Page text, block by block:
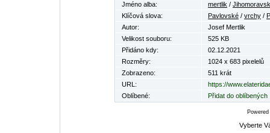
Jméno alba:
mertlik /
Klíčová slova:
Pavlovské / vrchy /
Autor:
Josef Mertlik
Velikost souboru:
525 KB
Přidáno kdy:
02.12.2021
Rozměry:
1024 x 683 pixelelů
Zobrazeno:
511 krát
URL:
https://
Oblíbené:
Přidat do oblíbených
Vyberte